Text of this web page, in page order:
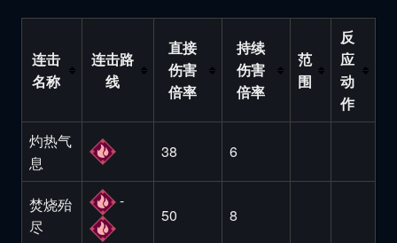
连击
名称
连击路
线
直接
伤害
倍率
持续
伤害
倍率
范
围
反
应
动
作
灼热气
息
38 6
焚烧殆
尽
-
50 8